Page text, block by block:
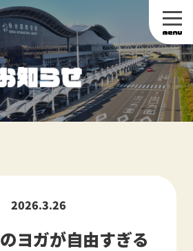
2026.3.26
ヨガが自由すぎる